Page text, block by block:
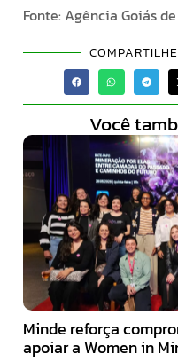
Fonte: Agência Goiás
Você
Minde reforça
apoiar a Women in